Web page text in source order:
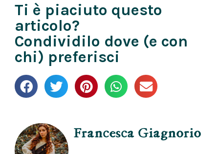
Ti è piaciuto questo
articolo?
Condividilo dove (e con
chi) preferisci
Francesca Giagnorio